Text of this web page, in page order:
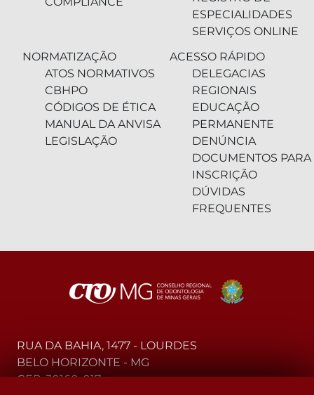
ESPECIALIDADES
SERVIÇOS ONLINE
NORMATIZAÇÃO
ATOS NORMATIVOS
CBHPO
CÓDIGOS DE ÉTICA
MANUAL DA ANVISA
LEGISLAÇÃO
ACESSO RÁPIDO
DELEGACIAS
REGIONAIS
EDUCAÇÃO
PERMANENTE
DENÚNCIA
DOCUMENTOS PARA
INSCRIÇÃO
DÚVIDAS
FREQUENTES
RUA DA BAHIA, 1477 - LOURDES
BELO HORIZONTE - MG
CEP: 30160-017